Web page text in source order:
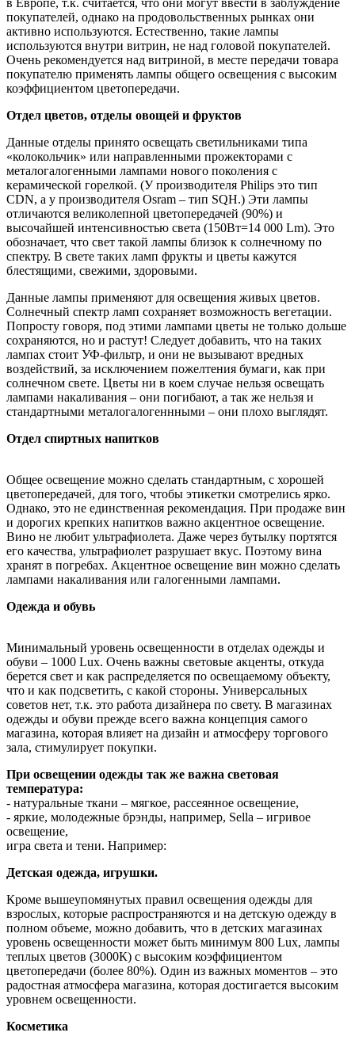
покупателей, однако на продовольственных рынках они
активно используются. Естественно, такие лампы
используются внутри витрин, не над головой покупателей.
Очень рекомендуется над витриной, в месте передачи товара
покупателю применять лампы общего освещения с высоким
коэффициентом цветопередачи.
Отдел цветов, отделы овощей и фруктов
Данные отделы принято освещать светильниками типа
«колокольчик» или направленными прожекторами с
металогалогенными лампами нового поколения с
керамической горелкой. (У производителя Philips это тип
CDN, а у производителя Osram – тип SQH.) Эти лампы
отличаются великолепной цветопередачей (90%) и
высочайшей интенсивностью света (150Вт=14 000 Lm). Это
обозначает, что свет такой лампы близок к солнечному по
спектру. В свете таких ламп фрукты и цветы кажутся
блестящими, свежими, здоровыми.
Данные лампы применяют для освещения живых цветов.
Солнечный спектр ламп сохраняет возможность вегетации.
Попросту говоря, под этими лампами цветы не только дольше
сохраняются, но и растут! Следует добавить, что на таких
лампах стоит УФ-фильтр, и они не вызывают вредных
воздействий, за исключением пожелтения бумаги, как при
солнечном свете. Цветы ни в коем случае нельзя освещать
лампами накаливания – они погибают, а так же нельзя и
стандартными металогалогеннными – они плохо выглядят.
Отдел спиртных напитков
Общее освещение можно сделать стандартным, с хорошей
цветопередачей, для того, чтобы этикетки смотрелись ярко.
Однако, это не единственная рекомендация. При продаже вин
и дорогих крепких напитков важно акцентное освещение.
Вино не любит ультрафиолета. Даже через бутылку портятся
его качества, ультрафиолет разрушает вкус. Поэтому вина
хранят в погребах. Акцентное освещение вин можно сделать
лампами накаливания или галогенными лампами.
Одежда и обувь
Минимальный уровень освещенности в отделах одежды и
обуви – 1000 Lux. Очень важны световые акценты, откуда
берется свет и как распределяется по освещаемому объекту,
что и как подсветить, с какой стороны. Универсальных
советов нет, т.к. это работа дизайнера по свету. В магазинах
одежды и обуви прежде всего важна концепция самого
магазина, которая влияет на дизайн и атмосферу торгового
зала, стимулирует покупки.
При освещении одежды так же важна световая
температура:
- натуральные ткани – мягкое, рассеянное освещение,
- яркие, молодежные брэнды, например, Sella – игривое
освещение,
игра света и тени. Например:
Детская одежда, игрушки.
Кроме вышеупомянутых правил освещения одежды для
взрослых, которые распространяются и на детскую одежду в
полном объеме, можно добавить, что в детских магазинах
уровень освещенности может быть минимум 800 Lux, лампы
теплых цветов (3000К) с высоким коэффициентом
цветопередачи (более 80%). Один из важных моментов – это
радостная атмосфера магазина, которая достигается высоким
уровнем освещенности.
Косметика